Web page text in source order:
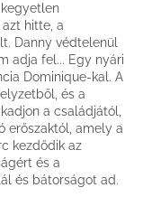
hitte, a
Danny védtelenül
adja fel... Egy nyári
Dominique-kal. A
és a
a családjától,
erőszaktól, amely a
kezdődik az
és a
és bátorságot ad.